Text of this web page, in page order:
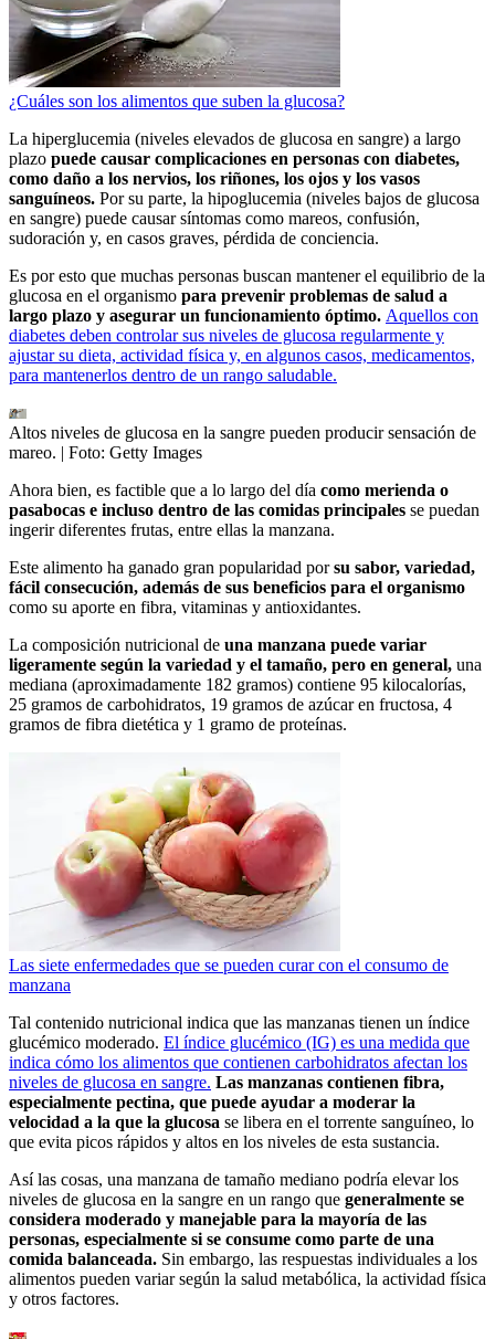
¿Cuáles son los alimentos que suben la glucosa?
La hiperglucemia (niveles elevados de glucosa en sangre) a largo
plazo puede causar complicaciones en personas con diabetes,
como daño a los nervios, los riñones, los ojos y los vasos
sanguíneos. Por su parte, la hipoglucemia (niveles bajos de glucosa
en sangre) puede causar síntomas como mareos, confusión,
sudoración y, en casos graves, pérdida de conciencia.
Es por esto que muchas personas buscan mantener el equilibrio de la
glucosa en el organismo para prevenir problemas de salud a
largo plazo y asegurar un funcionamiento óptimo. Aquellos con
diabetes deben controlar sus niveles de glucosa regularmente y
ajustar su dieta, actividad física y, en algunos casos, medicamentos,
para mantenerlos dentro de un rango saludable.
Altos niveles de glucosa en la sangre pueden producir sensación de
mareo. | Foto: Getty Images
Ahora bien, es factible que a lo largo del día como merienda o
pasabocas e incluso dentro de las comidas principales se puedan
ingerir diferentes frutas, entre ellas la manzana.
Este alimento ha ganado gran popularidad porsu sabor, variedad,
fácil consecución, además de sus beneficios para el organismo
como su aporte en fibra, vitaminas y antioxidantes.
La composición nutricional de una manzana puede variar
ligeramente según la variedad y el tamaño, pero en general, una
mediana (aproximadamente 182 gramos) contiene 95 kilocalorías,
25 gramos de carbohidratos, 19 gramos de azúcar en fructosa, 4
gramos de fibra dietética y 1 gramo de proteínas.
Las siete enfermedades que se pueden curar con el consumo de
manzana
Tal contenido nutricional indica que las manzanas tienen un índice
glucémico moderado. El índice glucémico (IG) es una medida que
indica cómo los alimentos que contienen carbohidratos afectan los
niveles de glucosa en sangre. Las manzanas contienen fibra,
especialmente pectina, que puede ayudar a moderar la
velocidad a la que la glucosa se libera en el torrente sanguíneo, lo
que evita picos rápidos y altos en los niveles de esta sustancia.
Así las cosas, una manzana de tamaño mediano podría elevar los
niveles de glucosa en la sangre en un rango que generalmente se
considera moderado y manejable para la mayoría de las
personas, especialmente si se consume como parte de una
comida balanceada. Sin embargo, las respuestas individuales a los
alimentos pueden variar según la salud metabólica, la actividad física
y otros factores.